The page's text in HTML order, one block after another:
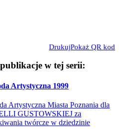
DrukujPokaż QR kod
publikacje w tej serii:
Artystyczna 1999
Artystyczna Miasta Poznania dla
GUSTOWSKIEJ za
twórcze w dziedzinie